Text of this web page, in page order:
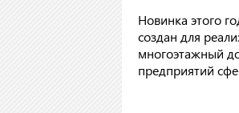
Новинка этого
создан для
многоэтажный
предприятий